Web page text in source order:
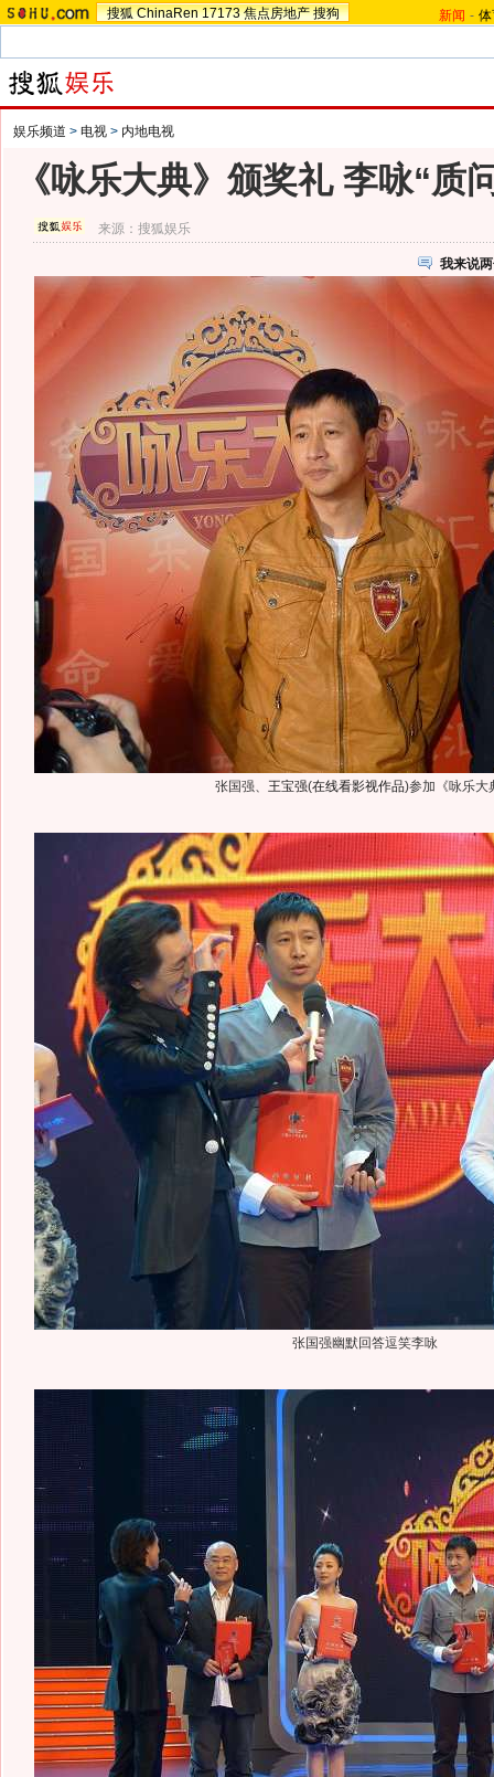
搜狐 ChinaRen 17173 焦点房地产 搜狗 新闻 -
娱乐频道 > 电视 > 内地电视
《咏乐大典》颁奖礼 李咏“质
来源：搜狐娱乐
我来说
张国强、 王宝强(在线看影视作品)参加《咏乐大
张国强幽默回答逗笑李咏